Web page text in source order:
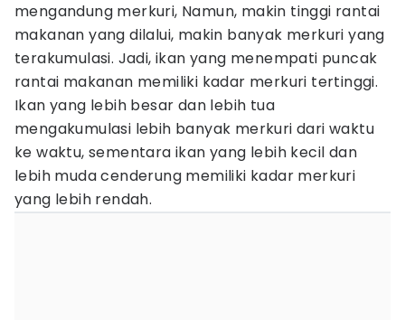
mengandung merkuri, Namun, makin tinggi rantai
makanan yang dilalui, makin banyak merkuri yang
terakumulasi. Jadi, ikan yang menempati puncak
rantai makanan memiliki kadar merkuri tertinggi.
Ikan yang lebih besar dan lebih tua
mengakumulasi lebih banyak merkuri dari waktu
ke waktu, sementara ikan yang lebih kecil dan
lebih muda cenderung memiliki kadar merkuri
yang lebih rendah.